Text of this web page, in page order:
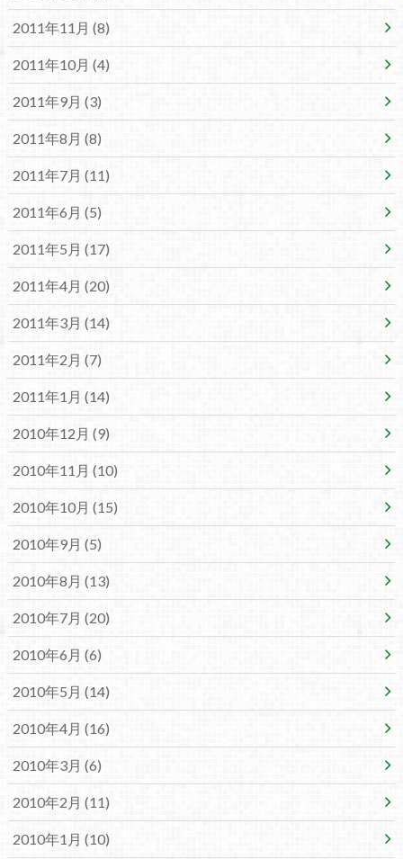
2011年11月 (8)
2011年10月 (4)
2011年9月 (3)
2011年8月 (8)
2011年7月 (11)
2011年6月 (5)
2011年5月 (17)
2011年4月 (20)
2011年3月 (14)
2011年2月 (7)
2011年1月 (14)
2010年12月 (9)
2010年11月 (10)
2010年10月 (15)
2010年9月 (5)
2010年8月 (13)
2010年7月 (20)
2010年6月 (6)
2010年5月 (14)
2010年4月 (16)
2010年3月 (6)
2010年2月 (11)
2010年1月 (10)